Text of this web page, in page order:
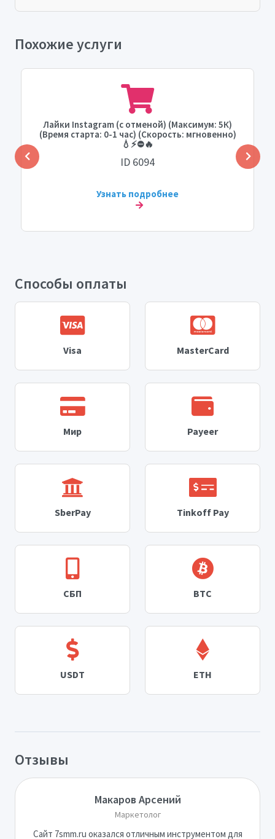
Похожие услуги
Лайки Instagram (с отменой) (Максимум: 5К)
(Время старта: 0-1 час) (Скорость: мгновенно)
💧⚡⛔🔥
ID 6094
Узнать подробнее
Способы оплаты
Visa MasterCard
Мир Payeer
SberPay Tinkoff Pay
СБП BTC
USDT ETH
Отзывы
Макаров Арсений
Маркетолог
Сайт 7smm.ru оказался отличным инструментом для